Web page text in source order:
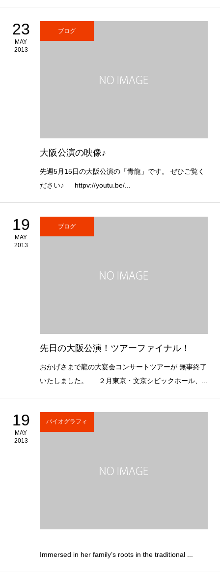
23
MAY
2013
ブログ
大阪公演の映像♪
先週5月15日の大阪公演の「青龍」です。 ぜひご覧く
ださい♪ httpv://youtu.be/...
19
MAY
2013
ブログ
先日の大阪公演！ツアーファイナル！
おかげさまで龍の大宴会コンサートツアーが 無事終了
いたしました。 ２月東京・文京シビックホール、...
19
MAY
2013
バイオグラフィ
Immersed in her family’s roots in the traditional ...